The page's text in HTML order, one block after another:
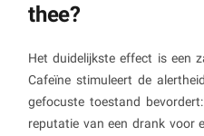
thee?
Het duidelijkste effect is een
Cafeïne stimuleert de
gefocuste toestand
reputatie van een drank voor